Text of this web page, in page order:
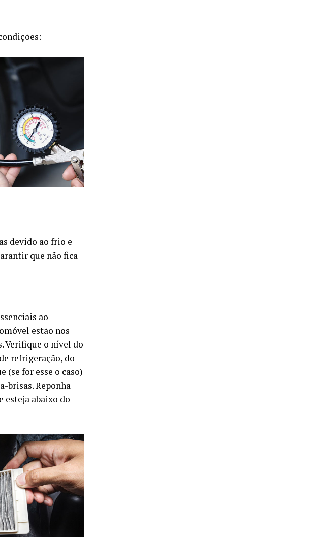
devido ao frio e
que não fica
ao
estão nos
Verifique o nível do
refrigeração, do
(se for esse o caso)
brisas. Reponha
esteja abaixo do